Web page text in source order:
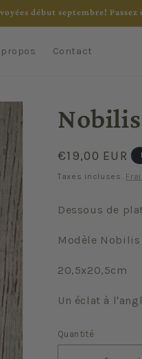
début septembre! Passez
propos Contact
Nobilis
Prix
habituel
€19,00 EUR
Taxes incluses.
Dessous de
Modèle Nobilis
20,5x20,5cm
Un éclat à
Quantité
Quantité